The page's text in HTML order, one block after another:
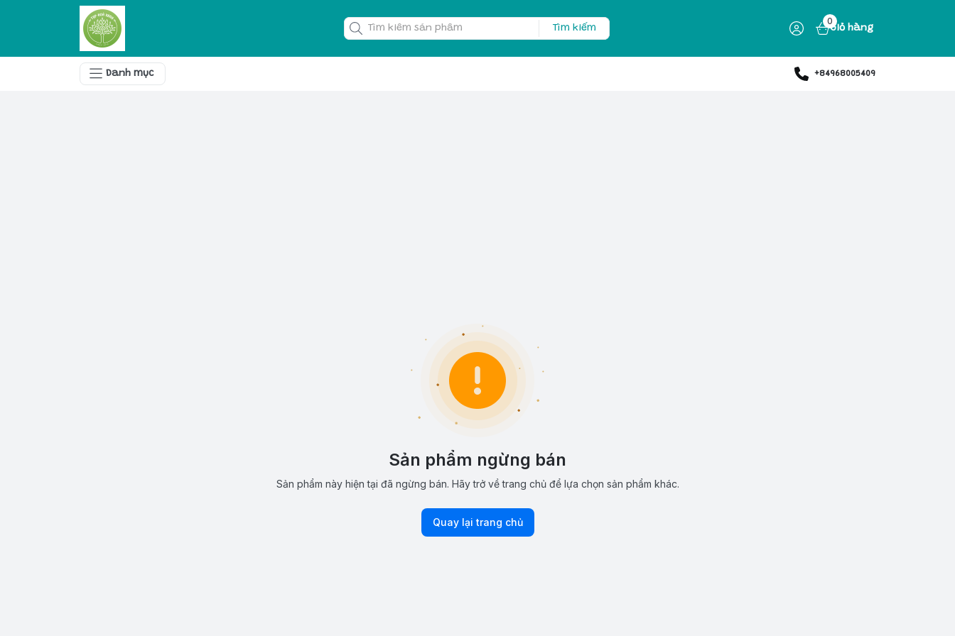
Tìm kiếm
0
Giỏ hàng
Danh mục +84968005409
Sản phẩm ngừng bán
Sản phẩm này hiện tại đã ngừng bán. Hãy trở về trang chủ để lựa chọn sản phẩm khác.
Quay lại trang chủ